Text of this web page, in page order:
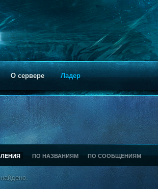
О сервере Ладер
ПО НАЗВАНИЯМ ПО СООБЩЕНИЯМ